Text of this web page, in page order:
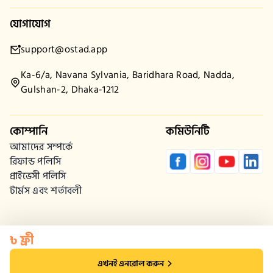
৳ ফ্রী
এখনই এনরোল করুন
যোগাযোগ
support@ostad.app
Ka-6/a, Navana Sylvania, Baridhara Road, Nadda,
Gulshan-2, Dhaka-1212
কোম্পানি
আমাদের সম্পর্কে
রিফান্ড পলিসি
প্রাইভেসী পলিসি
টার্মস এবং শর্তাবলী
কমিউনিটি